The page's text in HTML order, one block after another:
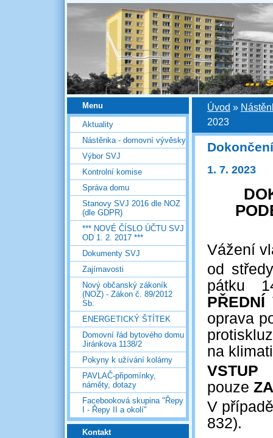
Menu
Aktuality
Nástěnka - domovní vývěsky
Výbor SVJ
Kontrolní komise
Správa domu
Stanovy SVJ 2016 dle NOZ
(dle GDPR)
*** NOVÉ ČÍSLO ÚČTU SVJ
OD 1. 2. 2017 ***
Dokumenty SVJ
Zajímavosti
Nový občanský zákoník
(NOZ) - Zákon č. 89/2012
Sb.
ENERGETICKÝ ŠTÍTEK
Domovní řád bytového domu
Jiránkova 1138/2
Pokyny k užívání kolárny
PAVLAČ-připomínky,
náměty, dotazy
Facebooková skupina "Řepy
I - Řepy II a okolí"
Kontakt
Úvod »
2023
1. 7. 2023
Vážení
od
pátku
PŘEDNÍ
oprava
na
VSTUP
pouze
V
832).